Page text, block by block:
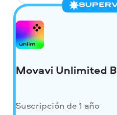
Movavi Unlimited
Suscripción de 1 año